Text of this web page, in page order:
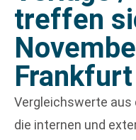
treffen
Frankfurt
Vergleichswerte aus
die internen und